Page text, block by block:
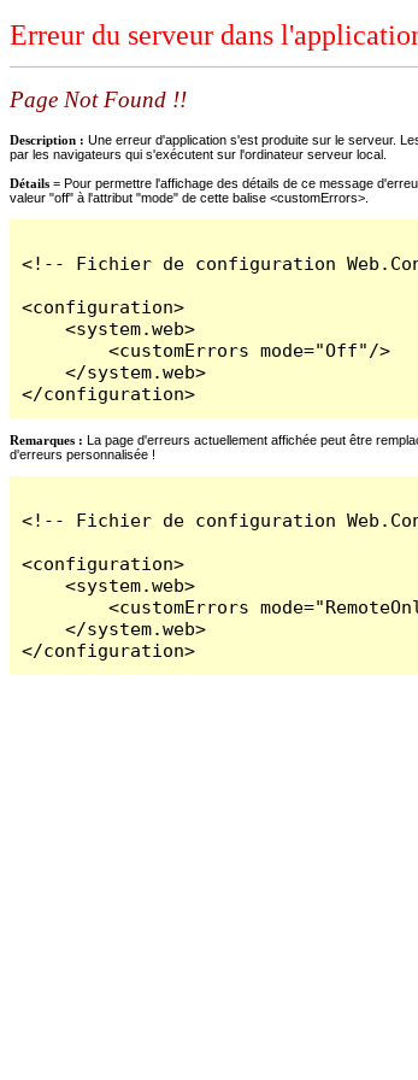
Erreur du serveur dans
Page Not Found !!
Description : Une erreur d'application s'est produite sur le serveur.
par les navigateurs qui s'exécutent sur l'ordinateur serveur local.
Détails = Pour permettre l'affichage des détails de ce message
valeur "off" à l'attribut "mode" de cette balise <customErrors>.
<!-- Fichier de configuration
<configuration>
    <system.web>
        <customErrors mode="Off"/>
    </system.web>
</configuration>
Remarques : La page d'erreurs actuellement affichée peut être
d'erreurs personnalisée !
<!-- Fichier de configuration
<configuration>
    <system.web>
<customErrors
    </system.web>
</configuration>